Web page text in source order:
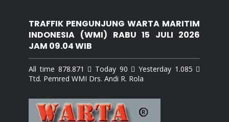
TRAFFIK PENGUNJUNG WARTA MARITIM
INDONESIA (WMI) RABU 15 JULI 2026
JAM 09.04 WIB
All time 878.871  Today 90  Yesterday 1.085 
Ttd. Pemred WMI Drs. Andi R. Rola